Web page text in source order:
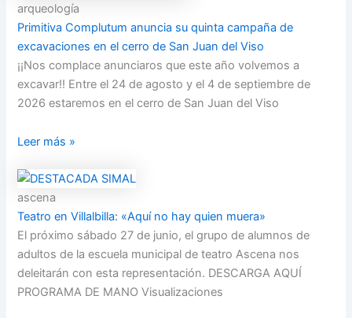
arqueología
Primitiva Complutum anuncia su quinta campaña de
excavaciones en el cerro de San Juan del Viso
¡¡Nos complace anunciaros que este año volvemos a
excavar!! Entre el 24 de agosto y el 4 de septiembre de
2026 estaremos en el cerro de San Juan del Viso
Leer más »
ascena
Teatro en Villalbilla: «Aquí no hay quien muera»
El próximo sábado 27 de junio, el grupo de alumnos de
adultos de la escuela municipal de teatro Ascena nos
deleitarán con esta representación. DESCARGA AQUÍ
PROGRAMA DE MANO Visualizaciones